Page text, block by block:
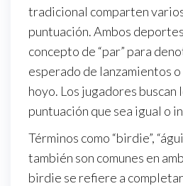
tradicional comparten
puntuación. Ambos
concepto de “par” para
esperado de lanzamientos
hoyo. Los jugadores buscan
puntuación que sea igual o
Términos como “birdie”,
también son comunes en
birdie se refiere a completar